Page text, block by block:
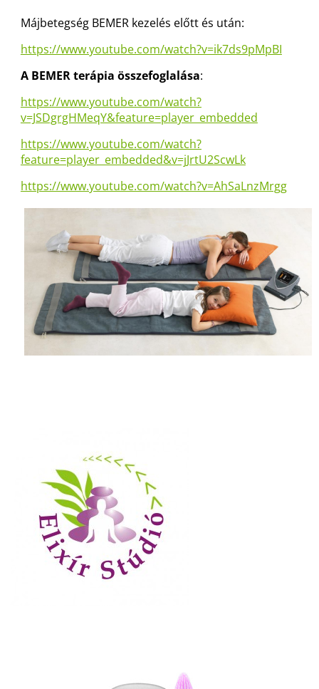
Májbetegség BEMER kezelés előtt és után:
https://www.youtube.com/watch?v=ik7ds9pMpBI
A BEMERterápia összefoglalása:
https://www.youtube.com/watch?
v=JSDgrgHMeqY&feature=player_embedded
https://www.youtube.com/watch?
feature=player_embedded&v=jJrtU2ScwLk
https://www.youtube.com/watch?v=AhSaLnzMrgg